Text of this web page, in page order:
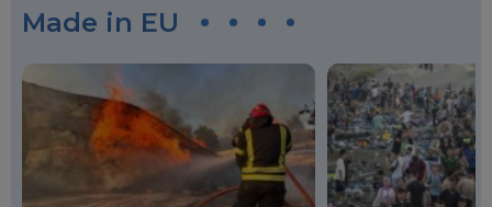
Made in EU